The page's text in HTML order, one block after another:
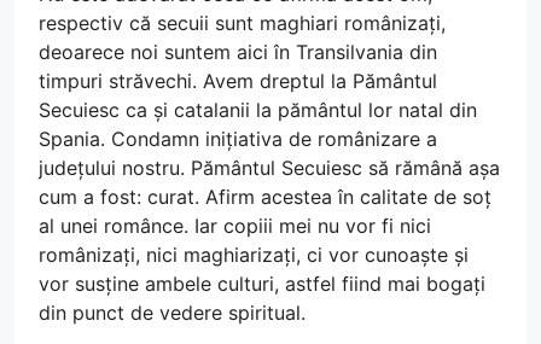
respectiv că secuii sunt maghiari românizați,
deoarece noi suntem aici în Transilvania din
timpuri străvechi. Avem dreptul la Pământul
Secuiesc ca și catalanii la pământul lor natal din
Spania. Condamn inițiativa de românizare a
județului nostru. Pământul Secuiesc să rămână așa
cum a fost: curat. Afirm acestea în calitate de soț
al unei românce. Iar copiii mei nu vor fi nici
românizați, nici maghiarizați, ci vor cunoaște și
vor susține ambele culturi, astfel fiind mai bogați
din punct de vedere spiritual.